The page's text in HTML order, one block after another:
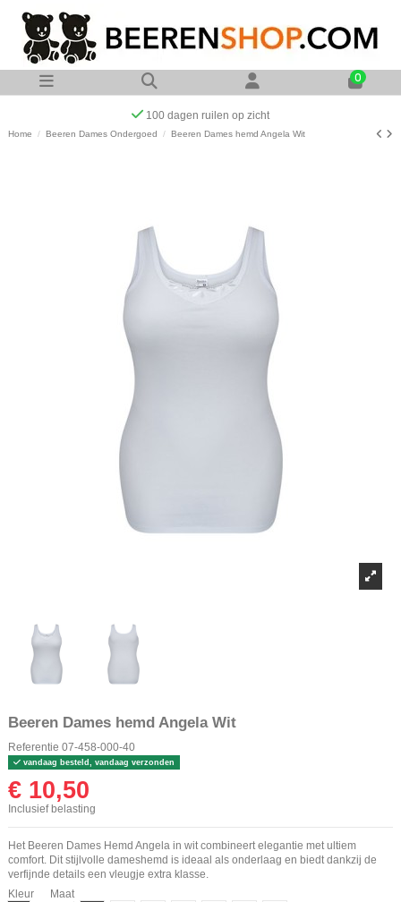
0
Op werkdagen voor 23:00 uur besteld
Home Beeren Dames Ondergoed Beeren Dames hemd Angela Wit
Beeren Dames hemd Angela Wit
Referentie 07-458-000-40
vandaag besteld, vandaag verzonden
€ 10,50
Inclusief belasting
Het Beeren Dames Hemd Angela in wit combineert elegantie met ultiem
comfort. Dit stijlvolle dameshemd is ideaal als onderlaag en biedt dankzij de
verfijnde details een vleugje extra klasse.
Kleur
Maat